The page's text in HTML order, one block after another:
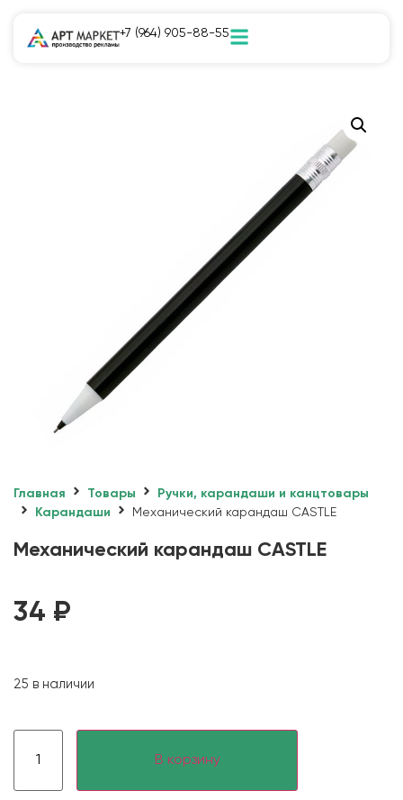
+7 (964) 905-88-55
Главная Товары
Ручки, карандаши и канцтовары
Карандаши
Механический карандаш CASTLЕ
Механический карандаш CASTLЕ
34 ₽
25 в наличии
В корзину